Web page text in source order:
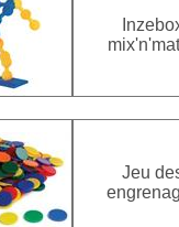
Jeu